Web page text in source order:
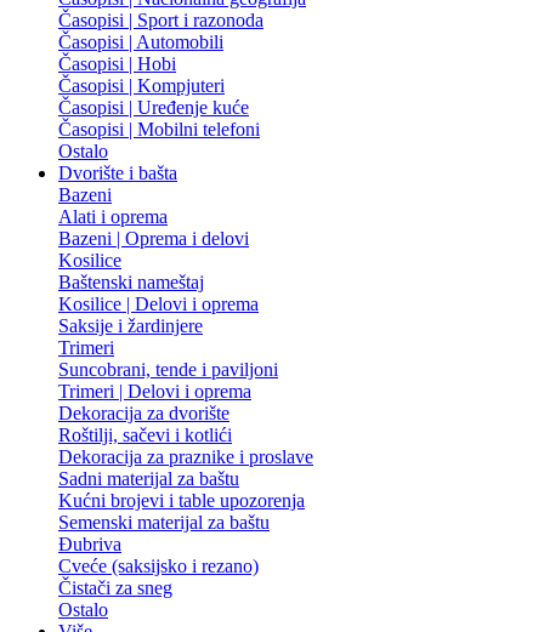
Časopisi | Sport i razonoda
Časopisi | Automobili
Časopisi | Hobi
Časopisi | Kompjuteri
Časopisi | Uređenje kuće
Časopisi | Mobilni telefoni
Ostalo
Dvorište i bašta
Bazeni
Alati i oprema
Bazeni | Oprema i delovi
Kosilice
Baštenski nameštaj
Kosilice | Delovi i oprema
Saksije i žardinjere
Trimeri
Suncobrani, tende i paviljoni
Trimeri | Delovi i oprema
Dekoracija za dvorište
Roštilji, sačevi i kotlići
Dekoracija za praznike i proslave
Sadni materijal za baštu
Kućni brojevi i table upozorenja
Semenski materijal za baštu
Đubriva
Cveće (saksijsko i rezano)
Čistači za sneg
Ostalo